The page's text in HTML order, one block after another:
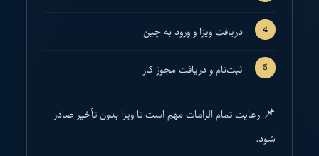
دریافت ویزا و ورود به چین
ثبت‌نام و دریافت مجوز کار
📌 رعایت تمام الزامات مهم است تا ویزا بدون تأخیر صادر
شود.